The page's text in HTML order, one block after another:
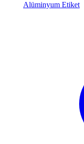
Alüminyum Etiket